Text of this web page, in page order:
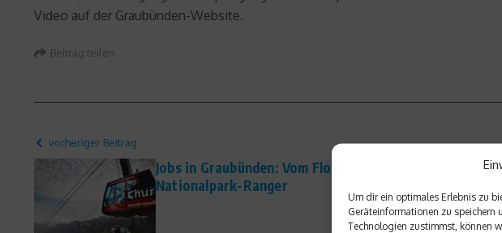
Um dir ein optimales Erlebnis zu
Geräteinformationen zu
Technologien zustimmst, können
Video auf der Graubünden-Website.
Beitrag teilen
vorheriger Beitrag
Jobs in Graubünden: Vom Flowtrail-Architekt zum
Nationalpark-Ranger